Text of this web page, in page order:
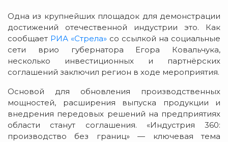
Одна из крупнейших площадок для демонстрации
достижений отечественной индустрии это. Как
сообщает РИА «Стрела» со ссылкой на социальные
сети врио губернатора Егора Ковальчука,
несколько инвестиционных и партнёрских
соглашений заключил регион в ходе мероприятия.
Основой для обновления производственных
мощностей, расширения выпуска продукции и
внедрения передовых решений на предприятиях
области станут соглашения. «Индустрия 360:
производство без границ» — ключевая тема